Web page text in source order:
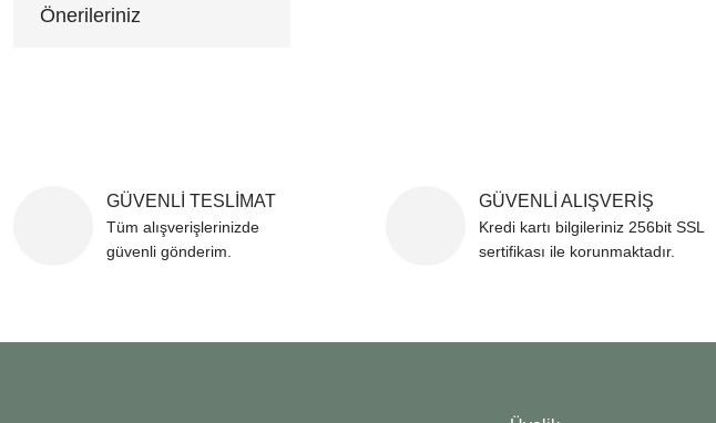
Önerileriniz
GÜVENLİ TESLİMAT
Tüm alışverişlerinizde
güvenli gönderim.
GÜVENLİ ALIŞVERİŞ
Kredi kartı bilgileriniz 256bit SSL
sertifikası ile korunmaktadır.